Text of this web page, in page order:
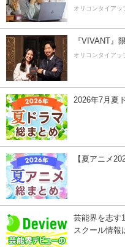
オリコンタイアッ
『VIVANT』
オリコンタイアッ
2026年7月夏
【夏アニメ
芸能界を志す
スクール情報